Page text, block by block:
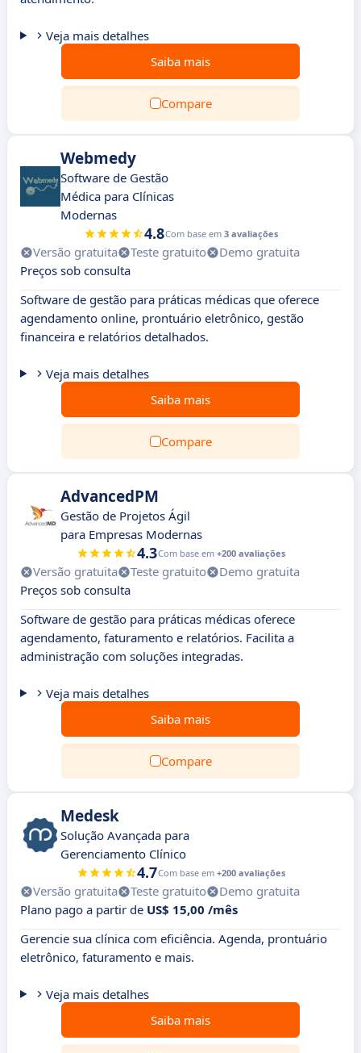
Veja mais detalhes
Saiba mais
Compare
Webmedy
Software de Gestão
Médica para Clínicas
Modernas
4.8Com base em 3 avaliações
Versão gratuita Teste gratuito
Demo gratuita
Preços sob consulta
Software de gestão para práticas médicas que oferece
agendamento online, prontuário eletrônico, gestão
financeira e relatórios detalhados.
Veja mais detalhes
Saiba mais
Compare
AdvancedPM
Gestão de Projetos Ágil
para Empresas Modernas
4.3Com base em +200 avaliações
Versão gratuita Teste gratuito
Demo gratuita
Preços sob consulta
Software de gestão para práticas médicas oferece
agendamento, faturamento e relatórios. Facilita a
administração com soluções integradas.
Veja mais detalhes
Saiba mais
Compare
Medesk
Solução Avançada para
Gerenciamento Clínico
4.7Com base em +200 avaliações
Versão gratuita Teste gratuito
Demo gratuita
Plano pago a partir de US$ 15,00 /mês
Gerencie sua clínica com eficiência. Agenda, prontuário
eletrônico, faturamento e mais.
Veja mais detalhes
Saiba mais